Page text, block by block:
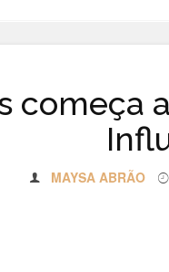
começa
MAYSA ABRÃO